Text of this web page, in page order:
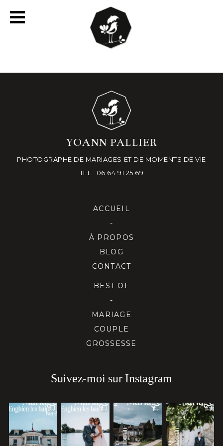
YOANN PALLIER
PHOTOGRAPHE DE MARIAGES ET DE MOMENTS DE VIE
TEL : 06 64 91 25 69
ACCUEIL
-
À PROPOS
BLOG
CONTACT
BEST OF
-
MARIAGE
COUPLE
GROSSESSE
Suivez-moi sur Instagram